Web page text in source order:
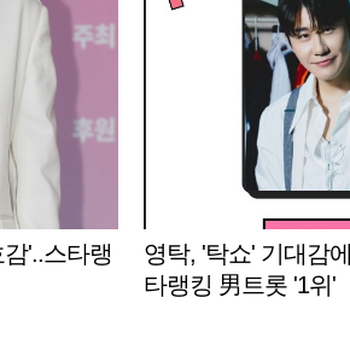
'..스타랭
영탁, '탁쇼' 기대감
타랭킹 男트롯 '1위'